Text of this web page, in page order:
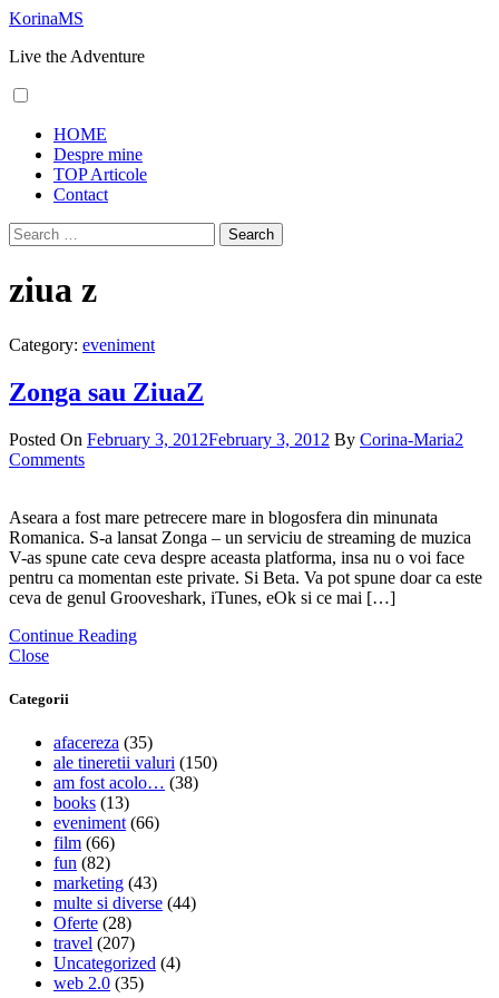
Skip
content
KorinaMS
Live the Adventure
Menu
HOME
Despre mine
TOP Articole
Contact
Search
for:
ziua z
Category: eveniment
Zonga sau ZiuaZ
Posted On February 3, 2012February 3, 2012 By Corina-Maria2
Comments
Aseara a fost mare petrecere mare in blogosfera din minunata
Romanica. S-a lansat Zonga – un serviciu de streaming de muzica
V-as spune cate ceva despre aceasta platforma, insa nu o voi face
pentru ca momentan este private. Si Beta. Va pot spune doar ca este
ceva de genul Grooveshark, iTunes, eOk si ce mai […]
Continue Reading
Close
Categorii
afacereza (35)
ale tineretii valuri (150)
am fost acolo… (38)
books (13)
eveniment (66)
film (66)
fun (82)
marketing (43)
multe si diverse (44)
Oferte (28)
travel (207)
Uncategorized (4)
web 2.0 (35)